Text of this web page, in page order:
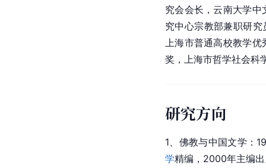
究会会长，云南大学
究中心宗教部兼职研
上海市普通高校教学
奖，上海市哲学社会科
研究方向
1、佛教与中国文学：
学精编，2000年主编